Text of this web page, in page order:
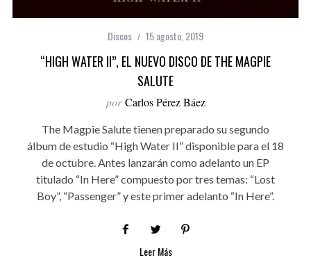
Discos 15 agosto, 2019
“HIGH WATER II”, EL NUEVO DISCO DE THE MAGPIE
SALUTE
por Carlos Pérez Báez
The Magpie Salute tienen preparado su segundo
álbum de estudio “High Water II” disponible para el 18
de octubre. Antes lanzarán como adelanto un EP
titulado “In Here” compuesto por tres temas: “Lost
Boy”, “Passenger” y este primer adelanto “In Here”.
Leer Más